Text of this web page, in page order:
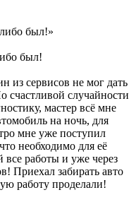
был!»
был!
из сервисов не мог дать
счастливой случайности
мастер всё мне
на ночь, для
мне уже поступил
необходимо для её
работы и уже через
Приехал забирать авто
работу проделали!